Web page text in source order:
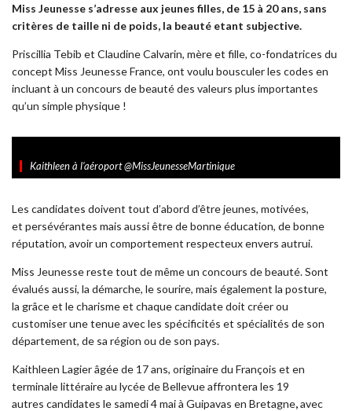
Miss Jeunesse s’adresse aux jeunes filles, de 15 à 20 ans, sans
critères de taille ni de poids, la beauté etant subjective.
Priscillia Tebib et Claudine Calvarin, mère et fille, co-fondatrices du
concept Miss Jeunesse France, ont voulu bousculer les codes en
incluant à un concours de beauté des valeurs plus importantes
qu’un simple physique !
Kaithleen à l’aéroport @MissJeunesseMartinique
Les candidates doivent tout d’abord d’être jeunes, motivées,
et persévérantes mais aussi être de bonne éducation, de bonne
réputation, avoir un comportement respecteux envers autrui.
Miss Jeunesse reste tout de même un concours de beauté. Sont
évalués aussi, la démarche, le sourire, mais également la posture,
la grâce et le charisme et chaque candidate doit créer ou
customiser une tenue avec les spécificités et spécialités de son
département, de sa région ou de son pays.
Kaithleen Lagier âgée de 17 ans, originaire du François et en
terminale littéraire au lycée de Bellevue affrontera les 19
autres candidates le samedi 4 mai à Guipavas en Bretagne,avec